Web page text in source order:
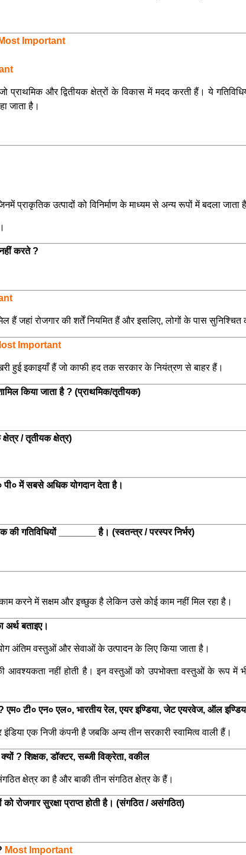
Most Important
प्राथमिक और द्वितीयक क्षेत्रों के विकास में मदद करती हैं। ये
जाता है।
प्राकृतिक उत्पादों को विनिर्माण के माध्यम से अन्य रूपों में बदला जाता
करते ?
हैं जहां रोजगार की शर्तें नियमित हैं और इसलिए, लोगों के पास सुनिश्चित
Important
हुई इकाइयाँ हैं जो काफी हद तक सरकार के नियंत्रण से बाहर हैं।
किया जाता है ? (प्राथमिक/तृतीयक)
/ तृतीयक क्षेत्र)
में सबसे अधिक योगदान देता है।
की गतिविधियों _______ है। (स्वतन्त्र / परस्पर निर्भर)
करने में सक्षम और इच्छुक है लेकिन उसे कोई काम नहीं मिल रहा है।
बताइए।
अंतिम वस्तुओं और सेवाओं के उत्पादन के लिए किया जाता है।
नहीं होती है। इन वस्तुओं को उपभोक्ता वस्तुओं के रूप में भी
टी० एन० एल०, भारतीय रेल, एयर इण्डिया, जेट एयरवेज, ऑल
एक निजी कंपनी है जबकि अन्य तीन सरकारी स्वामित्व वाली हैं।
? शिक्षक, डॉक्टर, सब्जी विक्रेता, वकील
क्षेत्र का है और बाकी तीन संगठित क्षेत्र के हैं।
सुरक्षा प्राप्त होती है। (संगठित / असंगठित)
Most Important